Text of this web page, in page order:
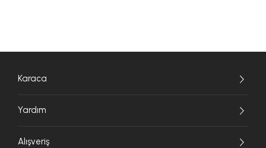
Karaca
Yardım
Alışveriş